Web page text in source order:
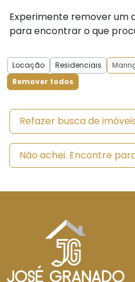
Locação Residenciais
Remover todos
Experimente remover um
para encontrar o que
Refazer busca de
Não achei. Encontre